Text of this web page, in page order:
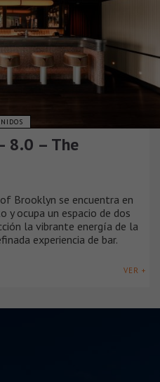
8.0 – The
Brooklyn se encuentra en
y ocupa un espacio de dos
la vibrante energía de la
experiencia de bar.
VER +